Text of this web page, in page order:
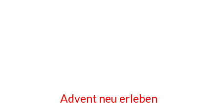
Advent neu erleben